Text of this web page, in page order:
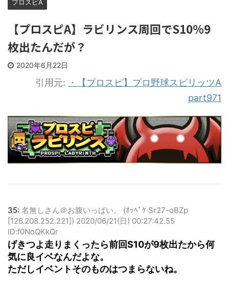
プロスピA
【プロスピA】ラビリンス周回でS10%9
枚出たんだが？
・【プロスピ】プロ野球スピリッツA
35:名無しさん＠お腹いっぱい。 (ｵｯﾍﾟｹ Sr27-oBZp
[126.208.252.221])
ID:f0NoQKkQr
げきつよ走りまくったら前回S10が9枚出たから何
気に良イベなんだよな。